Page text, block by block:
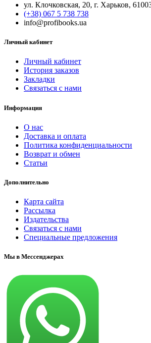
ул. Клочковская, 20, г. Харьков,
(+38) 067 5 738 738
info@profibooks.ua
Личный кабинет
Личный кабинет
История заказов
Закладки
Связаться с нами
Информация
О нас
Доставка и оплата
Политика конфиденциальности
Возврат и обмен
Статьи
Дополнительно
Карта сайта
Рассылка
Издательства
Связаться с нами
Специальные предложения
Мы в Мессенджерах